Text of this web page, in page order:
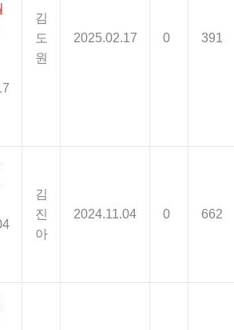
김
도
원
2025.02.17 0 391
김
진
아
2024.11.04 0 662